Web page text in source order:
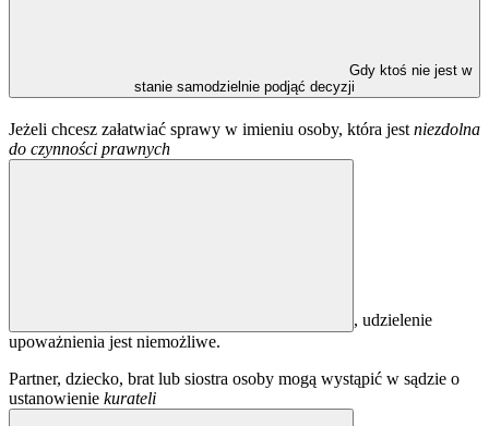
Gdy ktoś nie jest w
stanie samodzielnie podjąć decyzji
Jeżeli chcesz załatwiać sprawy w imieniu osoby, która jest niezdolna
do czynności prawnych
, udzielenie
upoważnienia jest niemożliwe.
Partner, dziecko, brat lub siostra osoby mogą wystąpić w sądzie o
ustanowienie kurateli